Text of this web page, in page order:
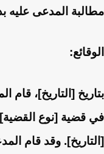
مطالبة المدعى عليه
الوقائع:
بتاريخ [التاريخ]، قام
في قضية [نوع
[التاريخ]. وقد قام